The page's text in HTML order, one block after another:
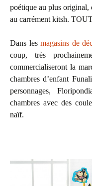
poétique au plus
au carrément kitsh.
Dans les magasins de
coup, très
commercialiseront la
chambres d’enfant
personnages,
chambres avec des
naïf.